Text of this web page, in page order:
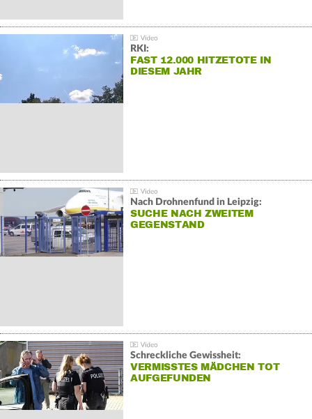
RKI:
FAST 12.000 HITZETOTE IN
DIESEM JAHR
Nach Drohnenfund in Leipzig:
SUCHE NACH ZWEITEM
GEGENSTAND
Schreckliche Gewissheit:
VERMISSTES MÄDCHEN TOT
AUFGEFUNDEN